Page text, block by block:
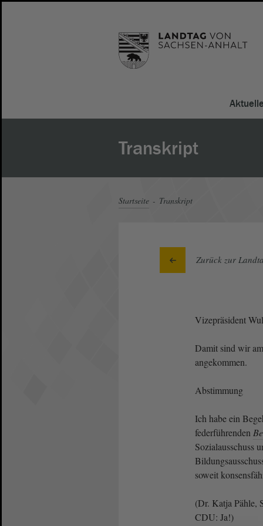
Transkript
Startseite Transkript
Zurück zur
Vizepräsident
Damit sind wir
angekommen.
Abstimmung
Ich habe ein
federführenden
Sozialausschuss
soweit
(Dr. Katja Pähle,
CDU: Ja!)